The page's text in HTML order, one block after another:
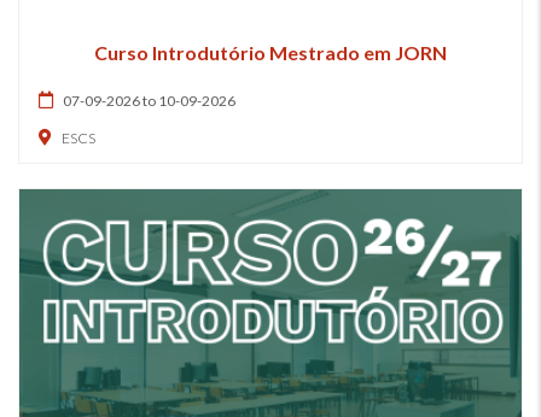
Curso Introdutório Mestrado em JORN
07-09-2026 to 10-09-2026
ESCS